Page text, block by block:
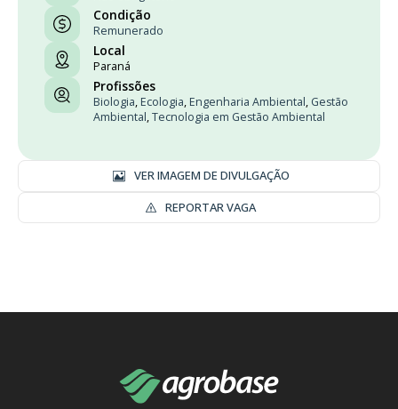
Condição
Remunerado
Local
Paraná
Profissões
Biologia, Ecologia, Engenharia Ambiental, Gestão
Ambiental,Tecnologia em Gestão Ambiental
VER IMAGEM DE DIVULGAÇÃO
REPORTAR VAGA